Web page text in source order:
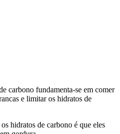
carbono fundamenta-se em comer
e limitar os hidratos de
hidratos de carbono é que eles